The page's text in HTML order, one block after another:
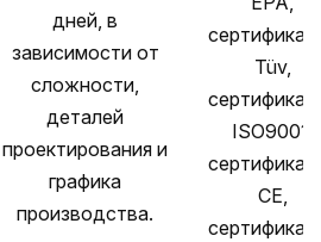
дней, в
зависимости от
сложности,
деталей
проектирования и
графика
производства.
Tüv,
ISO9001,
CE,